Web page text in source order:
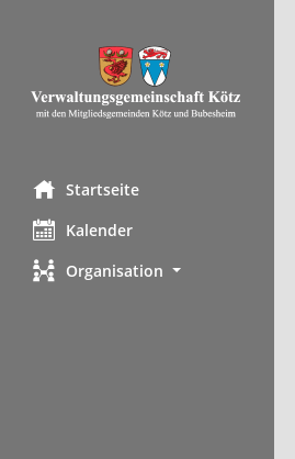
Startseite
Kalender
Organisation